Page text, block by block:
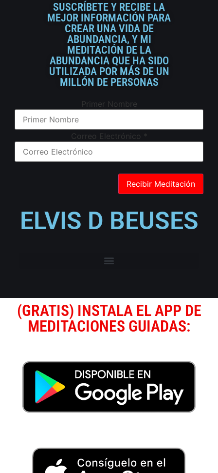
SUSCRÍBETE Y RECIBE LA
MEJOR INFORMACIÓN PARA
CREAR UNA VIDA DE
ABUNDANCIA, Y MI
MEDITACIÓN DE LA
ABUNDANCIA QUE HA SIDO
UTILIZADA POR MÁS DE UN
MILLÓN DE PERSONAS
Primer Nombre
Correo Electrónico *
ELVIS D BEUSES
(GRATIS) INSTALA EL APP DE
MEDITACIONES GUIADAS: